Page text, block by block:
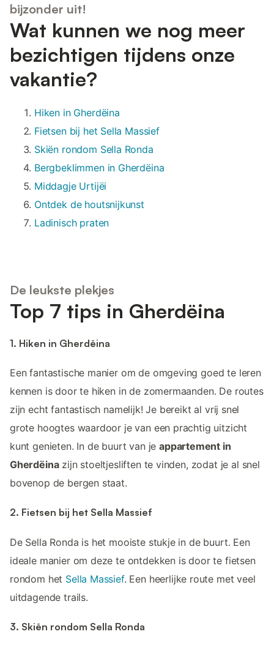
bijzonder uit!
Wat kunnen we nog meer
bezichtigen tijdens onze
vakantie?
Hiken in Gherdëina
Fietsen bij het Sella Massief
Skiën rondom Sella Ronda
Bergbeklimmen in Gherdëina
Middagje Urtijëi
Ontdek de houtsnijkunst
Ladinisch praten
De leukste plekjes
Top 7 tips in Gherdëina
1. Hiken in Gherdëina
Een fantastische manier om de omgeving goed te leren
kennen is door te hiken in de zomermaanden. De routes
zijn echt fantastisch namelijk! Je bereikt al vrij snel
grote hoogtes waardoor je van een prachtig uitzicht
kunt genieten. In de buurt van jeappartement in
Gherdëinazijn stoeltjesliften te vinden, zodat je al snel
bovenop de bergen staat.
2. Fietsen bij het Sella Massief
De Sella Ronda is het mooiste stukje in de buurt. Een
ideale manier om deze te ontdekken is door te fietsen
rondom het Sella Massief. Een heerlijke route met veel
uitdagende trails.
3. Skiën rondom Sella Ronda